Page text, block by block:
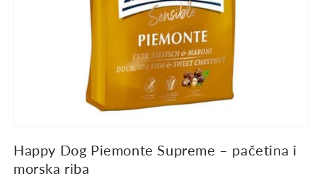
Happy Dog Piemonte Supreme – pačetina i
morska riba